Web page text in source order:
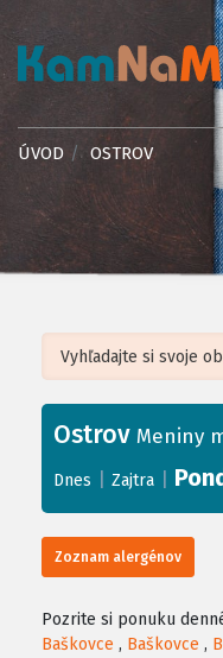
ÚVOD OSTROV
+
−
Leaflet| ©OpenStreetMap,
Ostrov Meniny
Dnes Zajtra
Zoznam alergénov
Pozrite si ponuku
Baškovce , Baškovce ,